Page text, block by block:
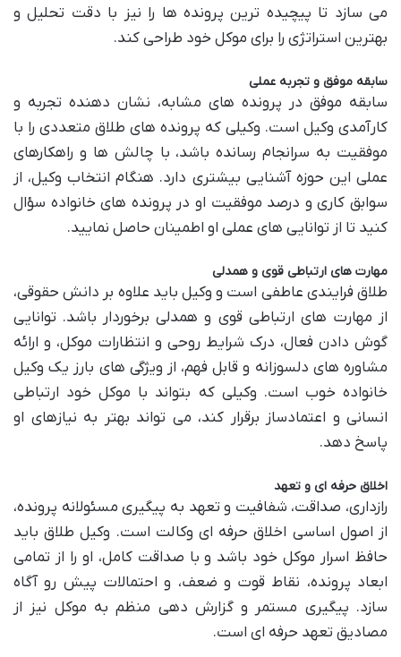
می سازد تا پیچیده ترین پرونده ها را نیز با دقت تحلیل و
بهترین استراتژی را برای موکل خود طراحی کند.
سابقه موفق و تجربه عملی
سابقه موفق در پرونده های مشابه، نشان دهنده تجربه و
کارآمدی وکیل است. وکیلی که پرونده های طلاق متعددی را با
موفقیت به سرانجام رسانده باشد، با چالش ها و راهکارهای
عملی این حوزه آشنایی بیشتری دارد. هنگام انتخاب وکیل، از
سوابق کاری و درصد موفقیت او در پرونده های خانواده سؤال
کنید تا از توانایی های عملی او اطمینان حاصل نمایید.
مهارت های ارتباطی قوی و همدلی
طلاق فرایندی عاطفی است و وکیل باید علاوه بر دانش حقوقی،
از مهارت های ارتباطی قوی و همدلی برخوردار باشد. توانایی
گوش دادن فعال، درک شرایط روحی و انتظارات موکل، و ارائه
مشاوره های دلسوزانه و قابل فهم، از ویژگی های بارز یک وکیل
خانواده خوب است. وکیلی که بتواند با موکل خود ارتباطی
انسانی و اعتمادساز برقرار کند، می تواند بهتر به نیازهای او
پاسخ دهد.
اخلاق حرفه ای و تعهد
رازداری، صداقت، شفافیت و تعهد به پیگیری مسئولانه پرونده،
از اصول اساسی اخلاق حرفه ای وکالت است. وکیل طلاق باید
حافظ اسرار موکل خود باشد و با صداقت کامل، او را از تمامی
ابعاد پرونده، نقاط قوت و ضعف، و احتمالات پیش رو آگاه
سازد. پیگیری مستمر و گزارش دهی منظم به موکل نیز از
مصادیق تعهد حرفه ای است.